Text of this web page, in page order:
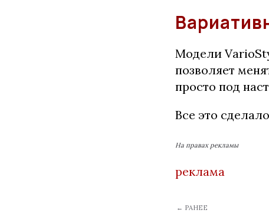
Модели
позволяет
просто под
Все это
На правах рекламы
реклама
← РАНЕЕ